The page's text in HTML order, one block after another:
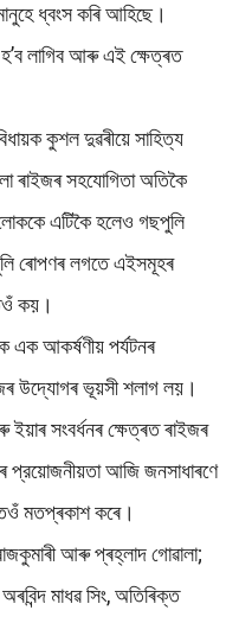
ধ্বংস কৰি আহিছে।
লাগিব আৰু এই ক্ষেত্ৰত
কুশল দুৱৰীয়ে সাহিত্য
ৰাইজৰ সহযোগিতা অতিকৈ
এটিকৈ হলেও গছপুলি
ৰোপণৰ লগতে এইসমূহৰ
কয়।
এক আকৰ্ষণীয় পৰ্যটনৰ
উদ্যোগৰ ভূয়সী শলাগ লয়।
সংবৰ্ধনৰ ক্ষেত্ৰত ৰাইজৰ
প্রয়োজনীয়তা আজি জনসাধাৰণে
মতপ্ৰকাশ কৰে।
আৰু প্ৰহ্লাদ গোৱালা;
মাধৱ সিং, অতিৰিক্ত